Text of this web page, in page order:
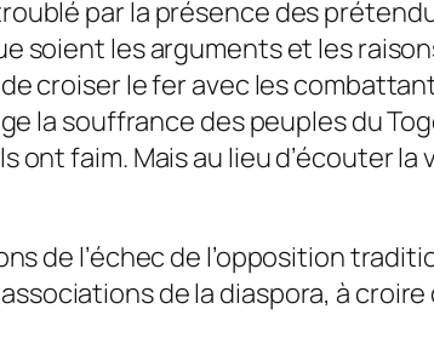
par la présence des
soient les arguments et les
croiser le fer avec les
la souffrance des peuples du
ont faim. Mais au lieu d’écouter
de l’échec de l’opposition
de la diaspora, à